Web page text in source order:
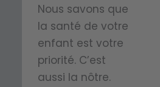
-prix
pour
tous
ceux
d.
Idéal
pour…
Nous savons que
la santé de votre
enfant est votre
priorité. C’est
aussi la nôtre.